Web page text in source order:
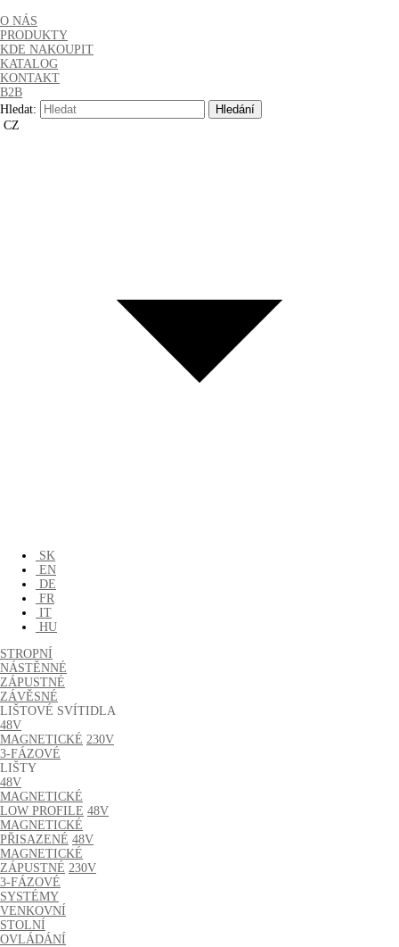
O NÁS
PRODUKTY
KDE NAKOUPIT
KATALOG
KONTAKT
B2B
Hledat:
CZ
SK
EN
DE
FR
IT
HU
STROPNÍ
NÁSTĚNNÉ
ZÁPUSTNÉ
ZÁVĚSNÉ
LIŠTOVÉ SVÍTIDLA
48V
MAGNETICKÉ 230V
3-FÁZOVÉ
LIŠTY
48V
MAGNETICKÉ
LOW PROFILE 48V
MAGNETICKÉ
PŘISAZENÉ 48V
MAGNETICKÉ
ZÁPUSTNÉ 230V
3-FÁZOVÉ
SYSTÉMY
VENKOVNÍ
STOLNÍ
OVLÁDÁNÍ